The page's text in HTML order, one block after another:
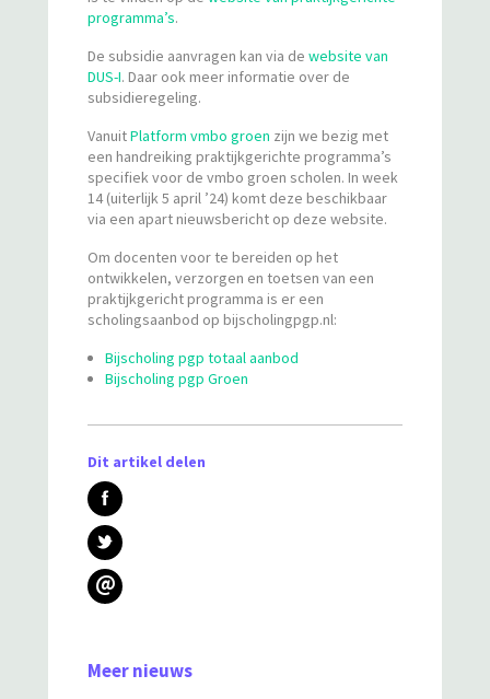
programma’s.
De subsidie aanvragen kan via de website van
DUS-I. Daar ook meer informatie over de
subsidieregeling.
VanuitPlatform vmbo groen zijn we bezig met
een handreiking praktijkgerichte programma’s
specifiek voor de vmbo groen scholen. In week
14 (uiterlijk 5 april ’24) komt deze beschikbaar
via een apart nieuwsbericht op deze website.
Om docenten voor te bereiden op het
ontwikkelen, verzorgen en toetsen van een
praktijkgericht programma is er een
scholingsaanbod op bijscholingpgp.nl:
Bijscholing pgp totaal aanbod
Bijscholing pgp Groen
Dit artikel delen
@
Meer nieuws